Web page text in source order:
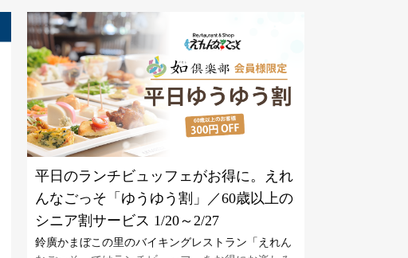
節限定品などお土産が揃う石橋店へ、ぜひお立ち寄
りください。
平日のランチビュッフェがお得に。えれ
んなごっそ「ゆうゆう割」／60歳以上の
シニア割サービス 1/20～2/27
鈴廣かまぼこの里のバイキングレストラン「えれん